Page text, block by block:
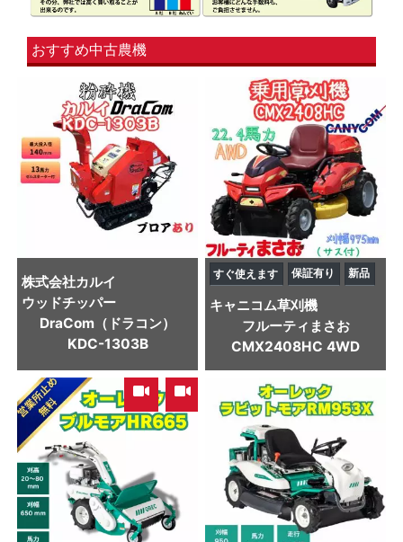
おすすめ中古農機
株式会社カルイ
ウッドチッパー
DraCom（ドラコン）
KDC-1303B
すぐ使えます 保証有り 新品
キャニコム草刈機
フルーティまさお
CMX2408HC 4WD
,